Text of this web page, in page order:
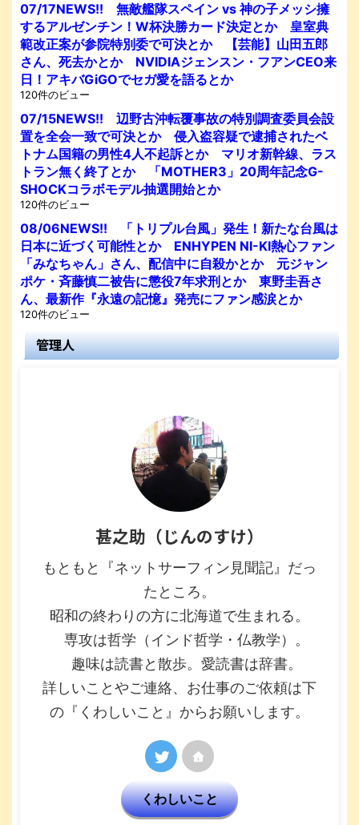
07/17NEWS!! 無敵艦隊スペイン vs 神の子メッシ擁
するアルゼンチン！W杯決勝カード決定とか 皇室典
範改正案が参院特別委で可決とか 【芸能】山田五郎
さん、死去かとか NVIDIAジェンスン・フアンCEO来
日！アキバGiGOでセガ愛を語るとか
120件のビュー
07/15NEWS!! 辺野古沖転覆事故の特別調査委員会設
置を全会一致で可決とか 侵入盗容疑で逮捕されたベ
トナム国籍の男性4人不起訴とか マリオ新幹線、ラス
トラン無く終了とか 「MOTHER3」20周年記念G-
SHOCKコラボモデル抽選開始とか
120件のビュー
08/06NEWS!! 「トリプル台風」発生！新たな台風は
日本に近づく可能性とか ENHYPEN NI-KI熱心ファン
「みなちゃん」さん、配信中に自殺かとか 元ジャン
ポケ・斉藤慎二被告に懲役7年求刑とか 東野圭吾さ
ん、最新作『永遠の記憶』発売にファン感涙とか
120件のビュー
管理人
甚之助（じんのすけ）
もともと『ネットサーフィン見聞記』だっ
たところ。
昭和の終わりの方に北海道で生まれる。
専攻は哲学（インド哲学・仏教学）。
趣味は読書と散歩。愛読書は辞書。
詳しいことやご連絡、お仕事のご依頼は下
の『くわしいこと』からお願いします。
くわしいこと